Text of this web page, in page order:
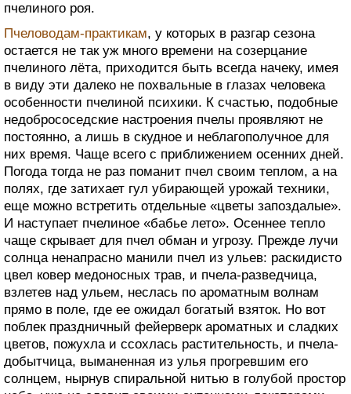
пчелиного роя.
Пчеловодам-практикам, у которых в разгар сезона
остается не так уж много времени на созерцание
пчелиного лёта, приходится быть всегда начеку, имея
в виду эти далеко не похвальные в глазах человека
особенности пчелиной психики. К счастью, подобные
недобрососедские настроения пчелы проявляют не
постоянно, а лишь в скудное и неблагополучное для
них время. Чаще всего с приближением осенних дней.
Погода тогда не раз поманит пчел своим теплом, а на
полях, где затихает гул убирающей урожай техники,
еще можно встретить отдельные «цветы запоздалые».
И наступает пчелиное «бабье лето». Осеннее тепло
чаще скрывает для пчел обман и угрозу. Прежде лучи
солнца ненапрасно манили пчел из ульев: раскидисто
цвел ковер медоносных трав, и пчела-разведчица,
взлетев над ульем, неслась по ароматным волнам
прямо в поле, где ее ожидал богатый взяток. Но вот
поблек праздничный фейерверк ароматных и сладких
цветов, пожухла и ссохлась растительность, и пчела-
добытчица, выманенная из улья прогревшим его
солнцем, нырнув спиральной нитью в голубой простор